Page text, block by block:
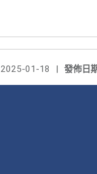
發佈日
2025-01-18 |